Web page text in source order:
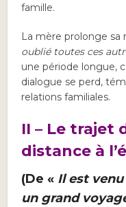
famille.
La mère prolonge sa
oublié toutes ces
une période longue,
dialogue se perd,
relations familiales.
II – Le trajet
distance à
(De « Il est
un grand